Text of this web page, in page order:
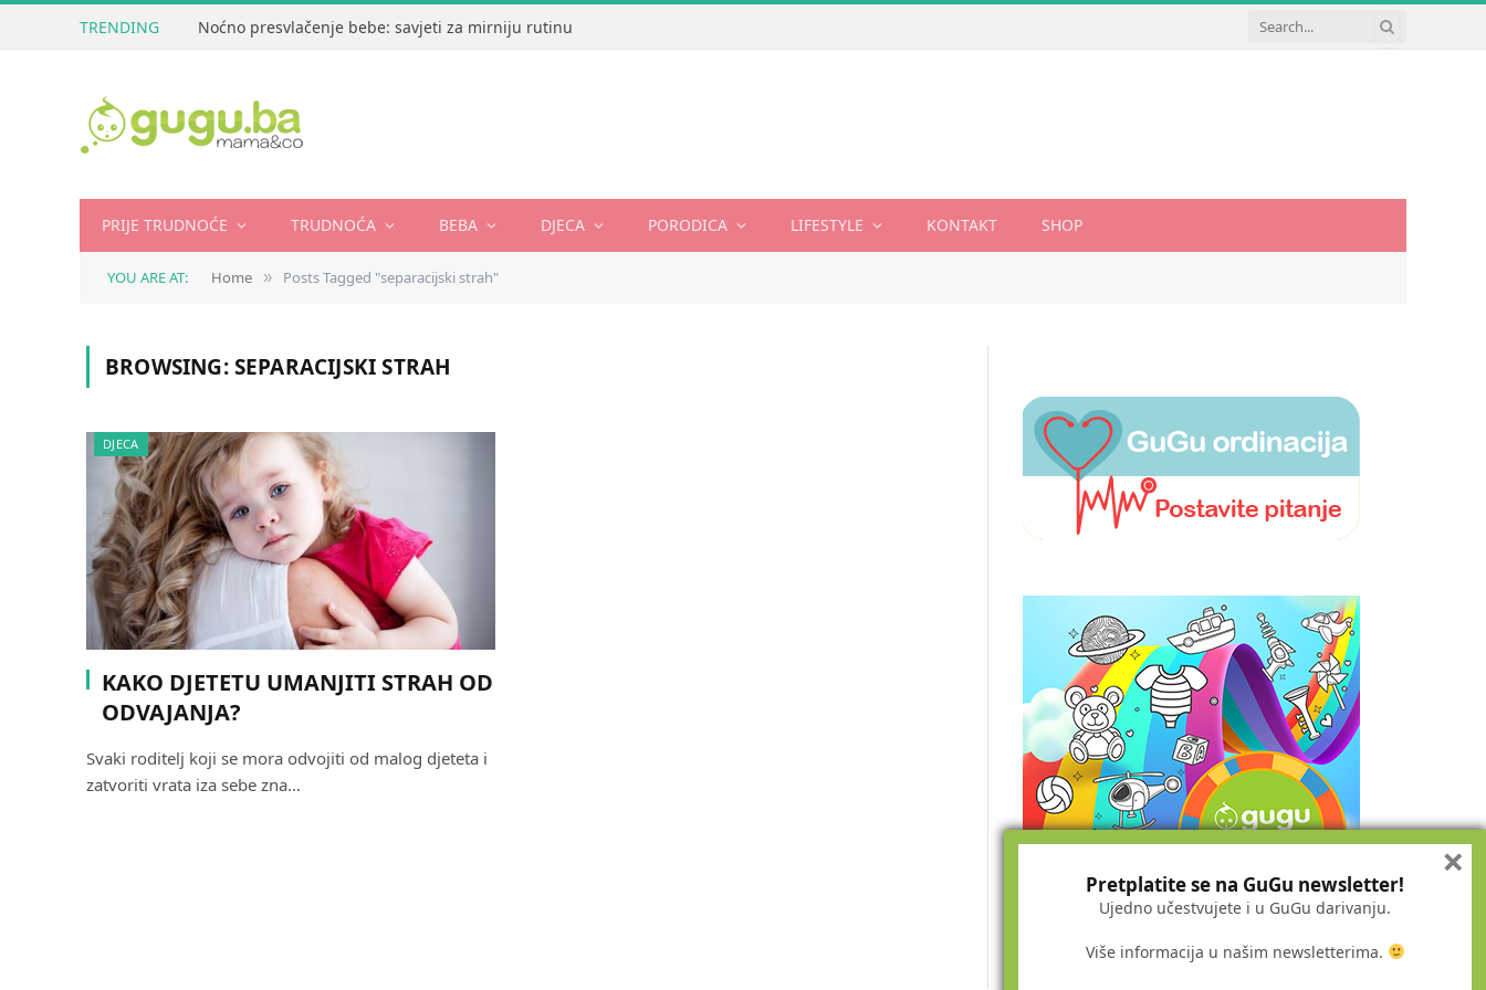
TRENDING Noćno presvlačenje bebe: savjeti za mirniju rutinu
PRIJE TRUDNOĆE TRUDNOĆA BEBA DJECA PORODICA LIFESTYLE KONTAKT SHOP
YOU ARE AT: Home » Posts Tagged "separacijski strah"
BROWSING:SEPARACIJSKI STRAH
DJECA
KAKO DJETETU UMANJITI STRAH OD
ODVAJANJA?
Svaki roditelj koji se mora odvojiti od malog djeteta i
zatvoriti vrata iza sebe zna…
Pretplatite se na GuGu newsletter!
Ujedno učestvujete i u GuGu darivanju.
Više informacija u našim newsletterima.
×